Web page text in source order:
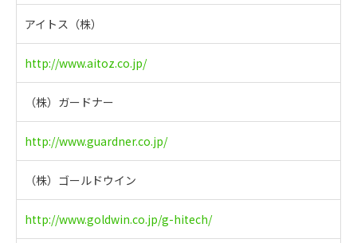
アイトス（株）
http://www.aitoz.co.jp/
（株）ガードナー
http://www.guardner.co.jp/
（株）ゴールドウイン
http://www.goldwin.co.jp/g-hitech/